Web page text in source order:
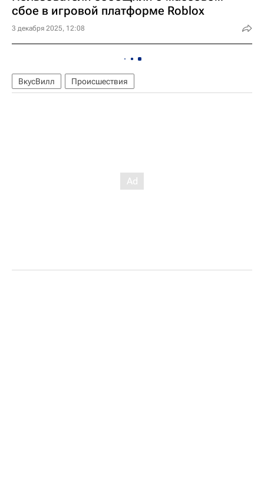
сбое в игровой платформе Roblox
3 декабря 2025, 12:08
ВкусВилл Происшествия